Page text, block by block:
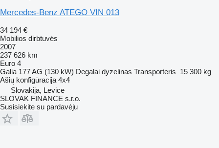
Mercedes-Benz ATEGO VIN 013
34 194 €
Mobilios dirbtuvės
2007
237 626 km
Euro 4
Galia 177 AG (130 kW) Degalai dyzelinas Transporteris 15 300 kg
Ašių konfigūracija 4x4
Slovakija, Levice
SLOVAK FINANCE s.r.o.
Susisiekite su pardavėju